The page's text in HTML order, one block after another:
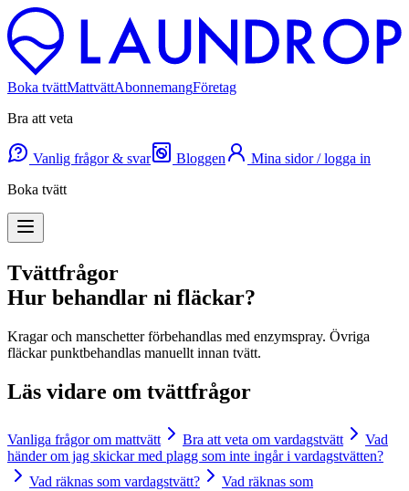
Boka tvättMattvättAbonnemangFöretag
Bra att veta
Vanlig frågor & svar Bloggen
Mina sidor / logga in
Boka tvätt
Tvättfrågor
Hur behandlar ni fläckar?
Kragar och manschetter förbehandlas med enzym­spray. Övriga
fläckar punktbehandlas manuellt innan tvätt.
Läs vidare om tvättfrågor
Vanliga frågor om mattvätt Bra att veta om vardagstvätt
Vad
händer om jag skickar med plagg som inte ingår i vardagstvätten?
Vad räknas som vardagstvätt?
Vad räknas som